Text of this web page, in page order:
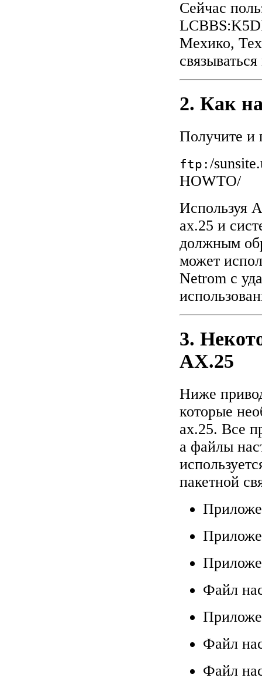
Сейчас
Мехико,
2. Как
Получите и
ftp:/
HOWTO/
Используя
ax.25 и
должным
может
Netrom с
3.
AX.25
Ниже
которые
ax.25. Все
а файлы
пакетной
Файл
Файл
Файл